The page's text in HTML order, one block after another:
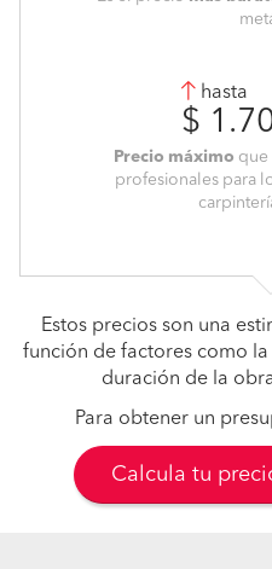
hasta
$
Precio máximo que
profesionales para
Estos precios son una
función de factores como
duración de la
Para obtener un
Calcula tu